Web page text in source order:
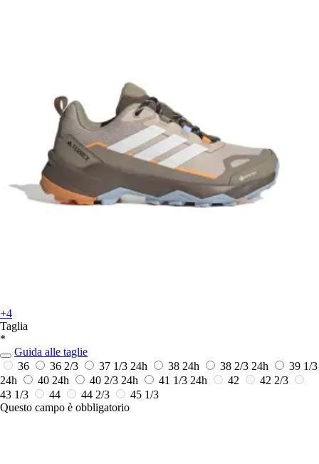
+4
Taglia
*
Guida alle taglie
36
36 2/3 37 1/3 24h 38 24h 38 2/3 24h
39 1/3
24h
40 24h 40 2/3 24h 41 1/3 24h 42
42 2/3
43 1/3
44 44 2/3
45 1/3
Questo campo è obbligatorio